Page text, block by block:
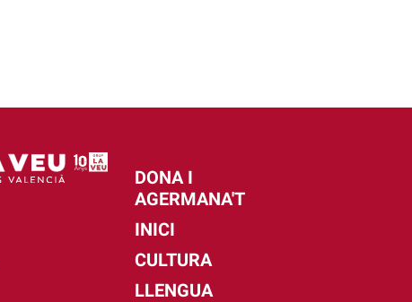
DONA I
AGERMANA'T
INICI
CULTURA
LLENGUA